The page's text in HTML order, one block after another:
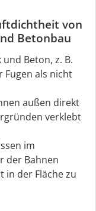
von
Betonbau
Beton, z. B.
Fugen als nicht
außen direkt
verklebt
im
der Bahnen
in der Fläche zu